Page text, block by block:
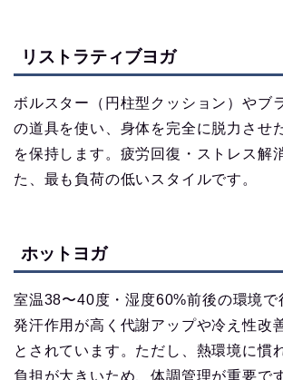
リストラティブヨガ
ボルスター（円柱型クッション）やブ
の道具を使い、身体を完全に脱力させ
を保持します。疲労回復・ストレス解
た、最も負荷の低いスタイルです。
ホットヨガ
室温38〜40度・湿度60%前後の環境で
発汗作用が高く代謝アップや冷え性改
とされています。ただし、熱環境に慣
負担が大きいため、体調管理が重要で